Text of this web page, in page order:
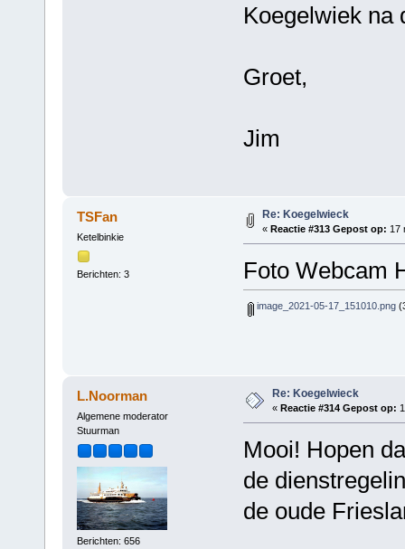
Koegelwiek na
Groet,
Jim
TSFan
Ketelbinkie
Berichten: 3
Re: Koegelwieck
« Reactie #313 Gepost op: 17
Foto Webcam
image_2021-05-17_151010.png
L.Noorman
Algemene moderator
Stuurman
Berichten: 656
Re: Koegelwieck
« Reactie #314 Gepost op:
Mooi! Hopen
de
de oude